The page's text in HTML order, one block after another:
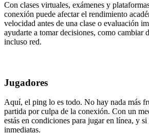
Con clases virtuales, exámenes y
conexión puede afectar el rendimiento
velocidad antes de una clase o evaluación
ayudarte a tomar decisiones, como cambiar
incluso red.
Jugadores
Aquí, el ping lo es todo. No hay nada más
partida por culpa de la conexión. Con un
estás en condiciones para jugar en línea, y
inmediatas.